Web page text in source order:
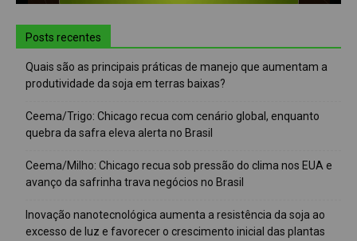
Posts recentes
Quais são as principais práticas de manejo que aumentam a
produtividade da soja em terras baixas?
Ceema/Trigo: Chicago recua com cenário global, enquanto
quebra da safra eleva alerta no Brasil
Ceema/Milho: Chicago recua sob pressão do clima nos EUA e
avanço da safrinha trava negócios no Brasil
Inovação nanotecnológica aumenta a resistência da soja ao
excesso de luz e favorecer o crescimento inicial das plantas